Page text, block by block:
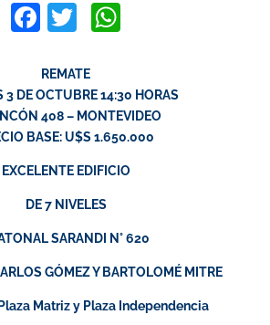
Facebook
Twitter
REMATE
3 DE OCTUBRE 14:30 HORAS
408 – MONTEVIDEO
BASE: U$S 1.650.000
EXCELENTE EDIFICIO
DE 7 NIVELES
SARANDI N° 620
GÓMEZ Y BARTOLOMÉ MITRE
Matriz y Plaza Independencia